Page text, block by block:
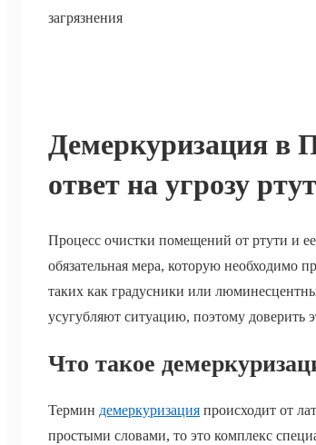
загрязнения
Демеркуризация в
ответ на угрозу
Процесс очистки помещений от ртути и
обязательная мера, которую необходимо
таких как градусники или
усугубляют ситуацию, поэтому доверить
Что такое
Термин демеркуризация происходит от
простыми словами, то это комплекс